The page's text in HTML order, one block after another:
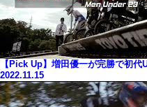
【Pick Up】増田優一が完勝で初代
2022.11.15